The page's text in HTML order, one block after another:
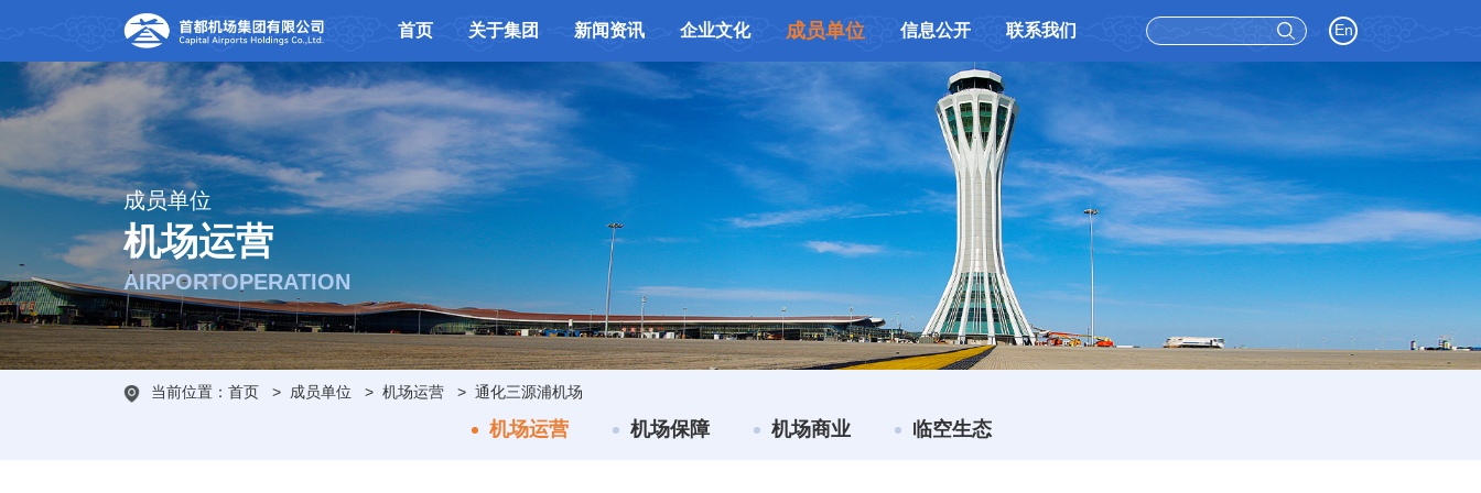
首页 关于集团 新闻资讯 企业文化 成员单位 信息公开 联系我们 En
成员单位
机场运营
AIRPORTOPERATION
当前位置： 首页 > 成员单位 > 机场运营 > 通化三源浦机场
机场运营 机场保障 机场商业 临空生态